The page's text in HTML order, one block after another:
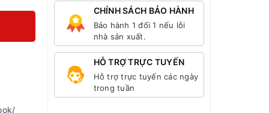
CHÍNH SÁCH BẢO HÀNH
Bảo hành 1 đổi 1 nếu lỗi
nhà sản xuất.
HỖ TRỢ TRỰC TUYẾN
Hỗ trợ trực tuyến các ngày
trong tuần